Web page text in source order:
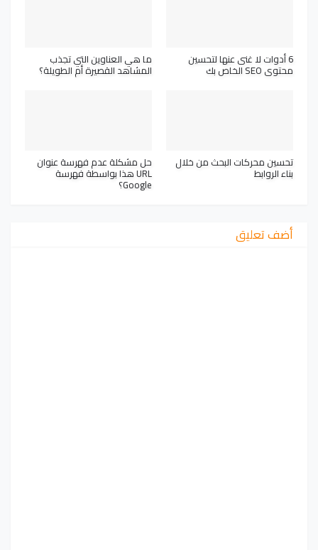
6 أدوات لا غنى عنها لتحسين
محتوى SEO الخاص بك
ما هي العناوين التي تجذب
المشاهد القصيرة أم الطويلة؟
تحسين محركات البحث من خلال
بناء الروابط
حل مشكلة عدم فهرسة عنوان
URL هذا بواسطة فهرسة
Google؟
أضف تعليق